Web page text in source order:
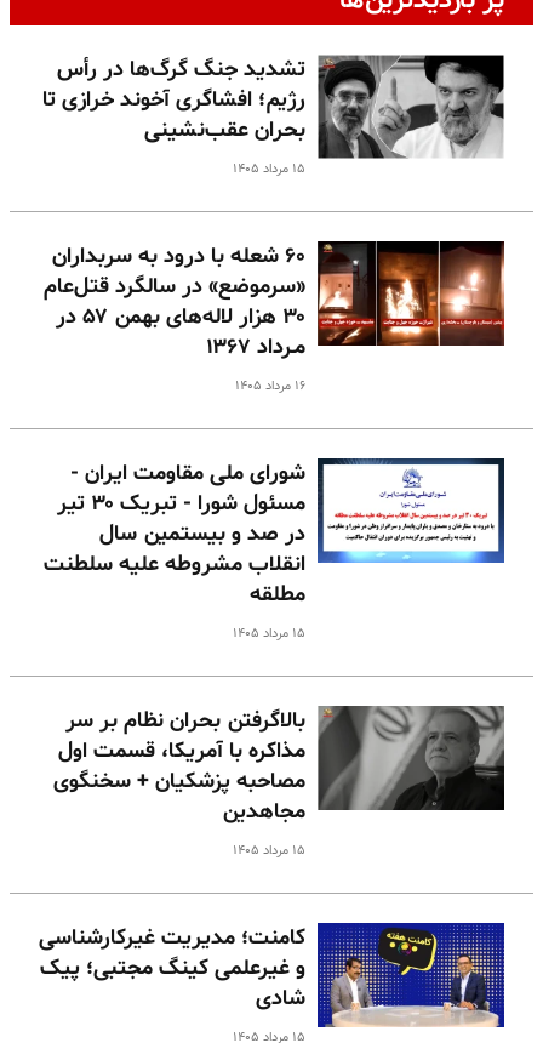
تشدید جنگ گرگ‌ها در رأس
رژیم؛ افشاگری آخوند خرازی تا
بحران عقب‌نشینی
۱۵ مرداد ۱۴۰۵
۶۰ شعله با درود به سربداران
«سرموضع» در سالگرد قتل‌عام
۳۰ هزار لاله‌های بهمن ۵۷ در
مـرداد ۱۳۶۷
۱۶ مرداد ۱۴۰۵
شورای ملی مقاومت ایران -
مسئول شورا - تبریک ۳۰ تیر
در صد و بیستمین سال
انقلاب مشروطه علیه سلطنت
مطلقه
۱۵ مرداد ۱۴۰۵
بالا‌گرفتن بحران نظام بر سر
مذاکره با آمریکا، قسمت اول
مصاحبه پزشکیان + سخنگوی
مجاهدین
۱۵ مرداد ۱۴۰۵
کامنت؛ مدیریت غیرکارشناسی
و غیرعلمی کینگ مجتبی؛ پیک
شادی
۱۵ مرداد ۱۴۰۵